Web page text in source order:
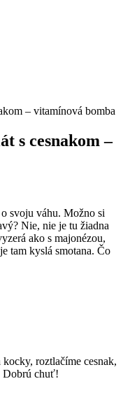
– vitamínová bomba
s cesnakom –
svoju váhu. Možno si
Nie, nie je tu žiadna
ako s majonézou,
tam kyslá smotana. Čo
roztlačíme cesnak,
Dobrú chuť!